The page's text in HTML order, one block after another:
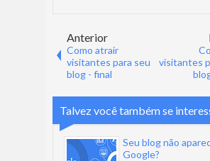
Anterior
Como atrair
visitantes para seu
blog - final
visitantes
Talvez você também se
Seu blog não
Google?